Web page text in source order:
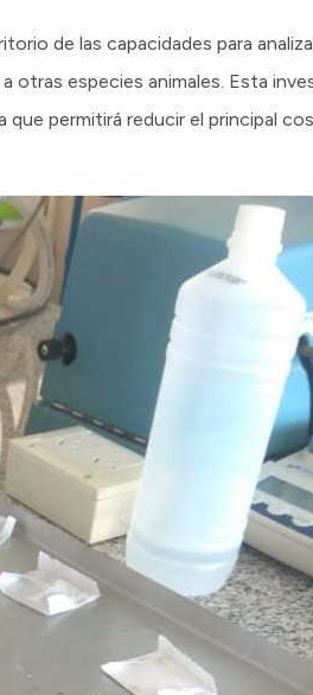
de las capacidades para
otras especies animales. Esta
permitirá reducir el principal